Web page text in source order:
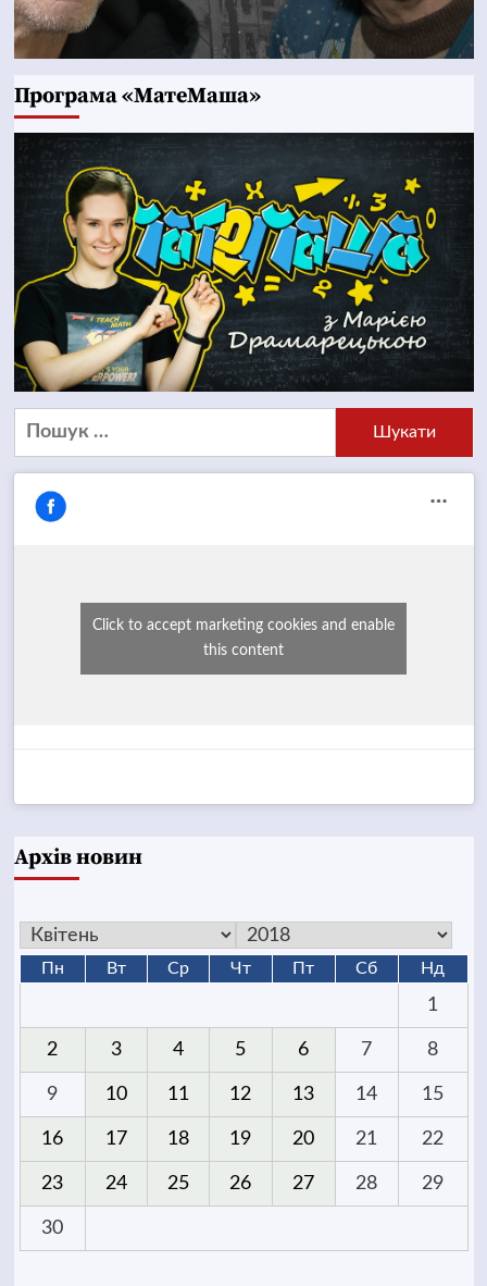
Програма «МатеМаша»
Пошук:
Click to accept marketing cookies and enable
this content
Архів новин
Пн Вт Ср Чт Пт Сб Нд
1
2 3 4 5 6 7 8
9 10 11 12 13 14 15
16 17 18 19 20 21 22
23 24 25 26 27 28 29
30